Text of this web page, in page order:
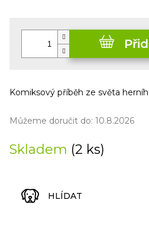
Skladem (2 ks)
Můžeme doručit do: 10.8.2026
Komiksový příběh ze světa
HLÍDAT